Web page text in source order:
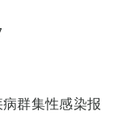
群集性感染报